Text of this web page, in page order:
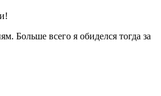
Больше всего я обиделся тогда за